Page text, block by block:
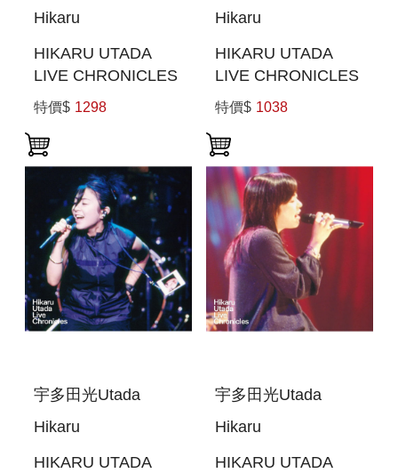
Hikaru
HIKARU UTADA
LIVE CHRONICLES
LAUGHTER IN THE
DARK TOUR 2018
(日本進口BLU-RAY)
特價$ 1298
Hikaru
HIKARU UTADA
LIVE CHRONICLES
LIVE SESSIONS
FROM AIR
STUDIOS (2022)(日
本進口(BLU-RAY))
特價$ 1038
宇多田光Utada
Hikaru
HIKARU UTADA
宇多田光Utada
Hikaru
HIKARU UTADA